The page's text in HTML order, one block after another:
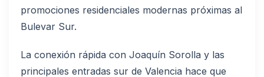
promociones residenciales modernas próximas al
Bulevar Sur.
La conexión rápida con Joaquín Sorolla y las
principales entradas sur de Valencia hace que